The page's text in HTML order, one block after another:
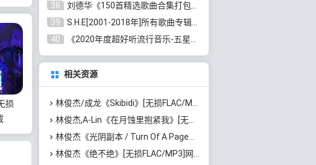
损
38
刘德华《150首精选歌曲合集打包》[无损FLAC/MP3/5.26GB]百度云网盘下载
39
S.H.E[2001-2018年]所有歌曲专辑打包[无损FLAC/MP3/16.05GB]百度云网盘下载
40
《2020年度超好听流行音乐-五星珍藏版10CD》[无损WAV/MP3/6.77GB]百度云网盘下载
相关资源
林俊杰/成龙《Skibidi》[无损FLAC/MP3/50MB]百度云网盘下载
林俊杰,A-Lin《在月蚀里抱紧我》[无损FLAC/MP3/62MB]百度云网盘下载
林俊杰《光阴副本 / Turn Of A Page》[无损FLAC/MP3/120MB]百度云网盘下载
林俊杰《绝不绝》[无损FLAC/MP3]网盘下载